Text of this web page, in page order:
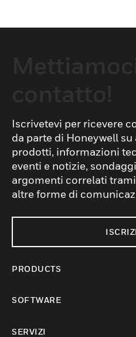
Iscrivetevi per ricevere
da parte di Honeywell
prodotti, informazioni
eventi e notizie,
argomenti correlati
altre forme di
PRODUCTS
SOFTWARE
SERVIZI